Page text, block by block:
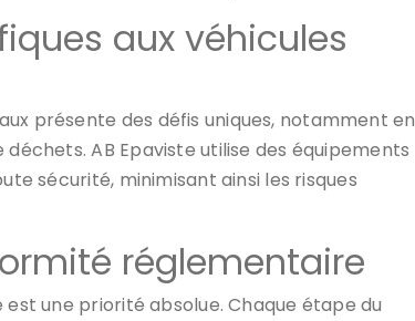
aux véhicules
présente des défis uniques, notamment en
AB Epaviste utilise des équipements
sécurité, minimisant ainsi les risques
réglementaire
une priorité absolue. Chaque étape du